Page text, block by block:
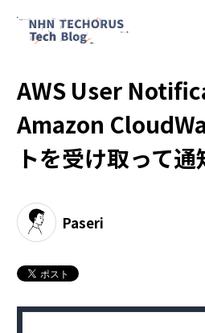
AWS
Google
イベント
コラム
AWS User
Amazon
トを受け取って通
Paseri